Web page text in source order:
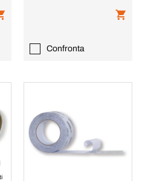
Confronta